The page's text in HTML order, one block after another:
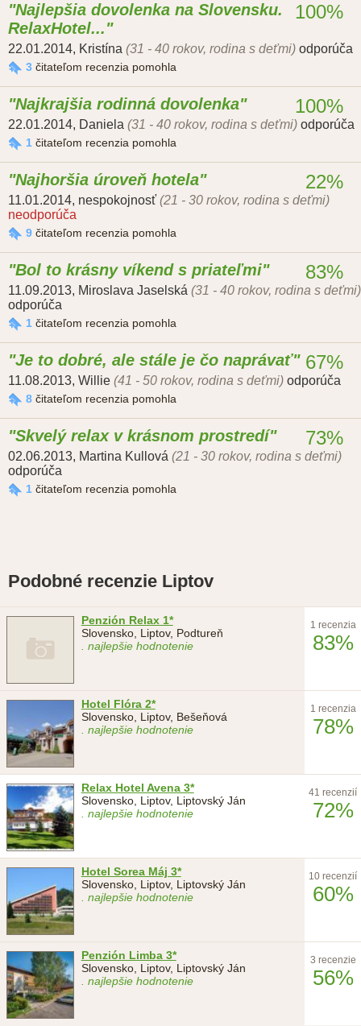
Najlepšia dovolenka na Slovensku.
RelaxHotel...
22.01.2014, Kristína (31 - 40 rokov, rodina s deťmi) odporúča
3 čitateľom recenzia pomohla
100%
Najkrajšia rodinná dovolenka
22.01.2014, Daniela (31 - 40 rokov, rodina s deťmi) odporúča
1 čitateľom recenzia pomohla
100%
Najhoršia úroveň hotela
11.01.2014, nespokojnosť (21 - 30 rokov, rodina s deťmi)
neodporúča
9 čitateľom recenzia pomohla
22%
Bol to krásny víkend s priateľmi
11.09.2013, Miroslava Jaselská (31 - 40 rokov, rodina s deťmi)
odporúča
1 čitateľom recenzia pomohla
83%
Je to dobré, ale stále je čo naprávať
11.08.2013, Willie (41 - 50 rokov, rodina s deťmi) odporúča
8 čitateľom recenzia pomohla
67%
Skvelý relax v krásnom prostredí
02.06.2013, Martina Kullová (21 - 30 rokov, rodina s deťmi)
odporúča
1 čitateľom recenzia pomohla
73%
Podobné recenzie Liptov
Penzión Relax 1*
Slovensko, Liptov, Podtureň
. najlepšie hodnotenie
1 recenzia
83%
Hotel Flóra 2*
Slovensko, Liptov, Bešeňová
. najlepšie hodnotenie
1 recenzia
78%
Relax Hotel Avena 3*
Slovensko, Liptov, Liptovský Ján
. najlepšie hodnotenie
41 recenzií
72%
Hotel Sorea Máj 3*
Slovensko, Liptov, Liptovský Ján
. najlepšie hodnotenie
10 recenzií
60%
Penzión Limba 3*
Slovensko, Liptov, Liptovský Ján
. najlepšie hodnotenie
3 recenzie
56%